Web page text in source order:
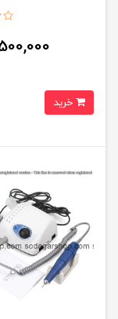
کیف با گارانتی